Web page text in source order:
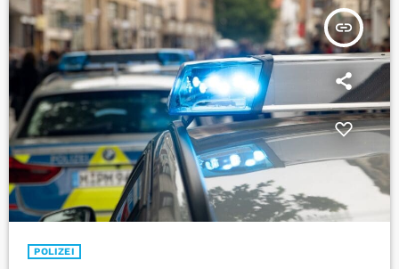
insert_link
POLIZEI